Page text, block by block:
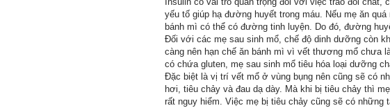
yếu tố giúp hạ đường huyết trong máu. Nếu mẹ ăn
bánh mì có thể có đường tinh luyện. Do đó, đường
Đối với các mẹ sau sinh mổ, chế độ dinh dưỡng còn
càng nên hạn chế ăn bánh mì vì vết thương mổ chưa
có chứa gluten, mẹ sau sinh mổ tiêu hóa loại dưỡng
Đặc biệt là vị trí vết mổ ở vùng bụng nên cũng sẽ có
hơi, tiêu chảy và đau dạ dày. Mà khi bị tiêu chảy thì
rất nguy hiểm. Việc mẹ bị tiêu chảy cũng sẽ có